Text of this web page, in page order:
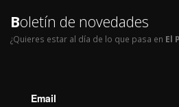
Boletín de novedades
¿Quieres estar al día de lo que pasa en El